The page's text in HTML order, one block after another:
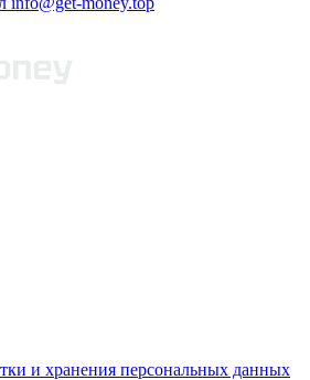
и хранения персональных данных